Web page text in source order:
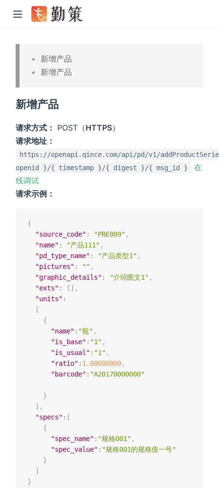
新增产品
新增产品
新增产品
请求方式： POST（HTTPS）
请求地址：
https://openapi.qince.com/api/pd/v1/
openid }/{ timestamp }/{ digest }/{ msg_id }
在
线调试
请求示例：
{
"source_code" : "PRE009" ,
"name" : "产品111" ,
"pd_type_name" : "产品类型1" ,
"pictures" : "" ,
"graphic_details" : "介绍图文1" ,
"exts" : [ ] ,
"units" :
[
{
"name" : "瓶" ,
"is_base" : "1" ,
"is_usual" : "1" ,
"ratio" : 1.00000000,
"barcode" : "A20170000000"
}
] ,
"specs" : [
{
"spec_name" : "规格001" ,
"spec_value" : "规格001的规格值一号"
}
]
}